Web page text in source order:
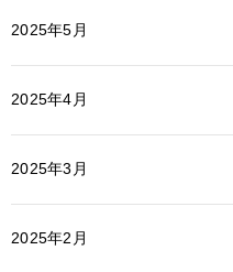
2025年5月
2025年4月
2025年3月
2025年2月